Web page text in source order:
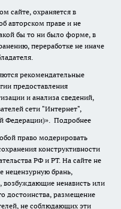
сайте, охраняется в
авторском праве и не
бы то ни было форме, в
переработке не иначе
рекомендательные
предоставления
и анализа сведений,
сети "Интернет",
Федерации)». Подробнее
право модерировать
конструктивности
РФ и РТ. На сайте не
нецензурную брань,
ненависть или
достоинства, размещение
не соблюдающих эти